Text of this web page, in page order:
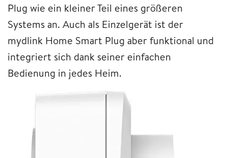
Plug wie ein kleiner Teil eines größeren
Systems an. Auch als Einzelgerät ist der
mydlink Home Smart Plug aber funktional und
integriert sich dank seiner einfachen
Bedienung in jedes Heim.